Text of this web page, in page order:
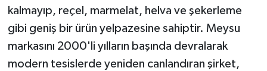
kalmayıp, reçel, marmelat, helva ve şekerleme
gibi geniş bir ürün yelpazesine sahiptir. Meysu
markasını 2000'li yılların başında devralarak
modern tesislerde yeniden canlandıran şirket,